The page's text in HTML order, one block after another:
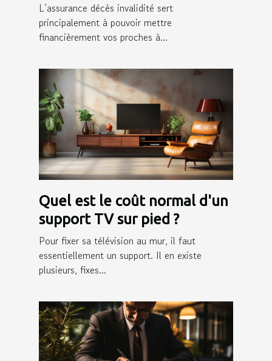
L’assurance décès invalidité sert
principalement à pouvoir mettre
financièrement vos proches à...
Quel est le coût normal d'un
support TV sur pied ?
Pour fixer sa télévision au mur, il faut
essentiellement un support. Il en existe
plusieurs, fixes...